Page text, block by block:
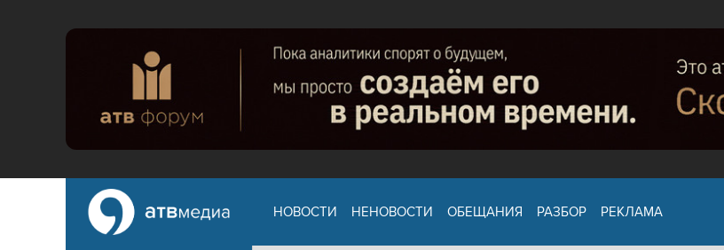
НОВОСТИ НЕНОВОСТИ ОБЕЩАНИЯ РАЗБОР РЕКЛАМА